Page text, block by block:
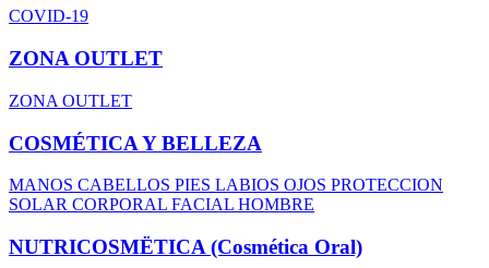
COVID-19
ZONA OUTLET
ZONA OUTLET
COSMÉTICA Y BELLEZA
MANOS CABELLOS PIES LABIOS OJOS PROTECCION
SOLAR CORPORAL FACIAL HOMBRE
NUTRICOSMËTICA (Cosmética Oral)